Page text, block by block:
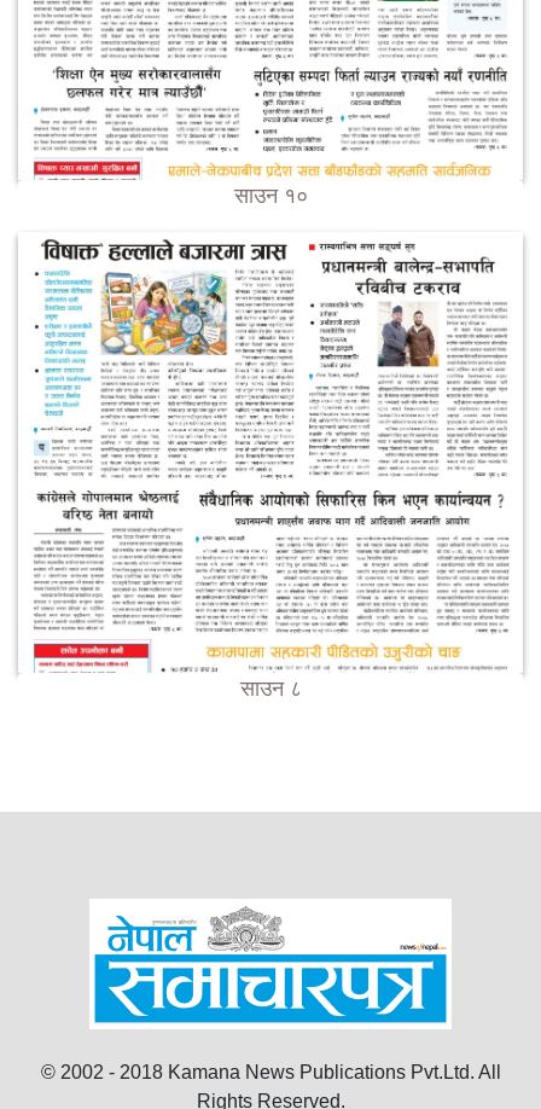
साउन १०
साउन ८
© 2002 - 2018 Kamana News Publications Pvt.Ltd. All
Rights Reserved.